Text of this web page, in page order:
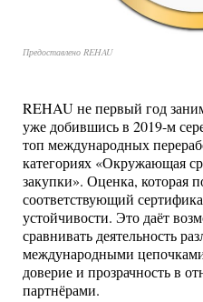
Предоставлено REHAU
REHAU не первый год
уже добившись в 2019-м
топ международных
категориях «Окружающая
закупки». Оценка, которая
соответствующий
устойчивости. Это даёт
сравнивать деятельность
международными
доверие и прозрачность в
партнёрами.